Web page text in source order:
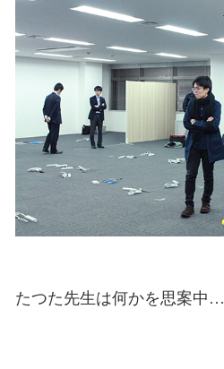
たつた先生は何かを思案中…